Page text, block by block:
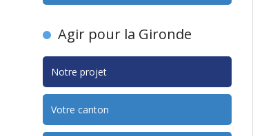
Agir pour la Gironde
Notre projet
Votre canton